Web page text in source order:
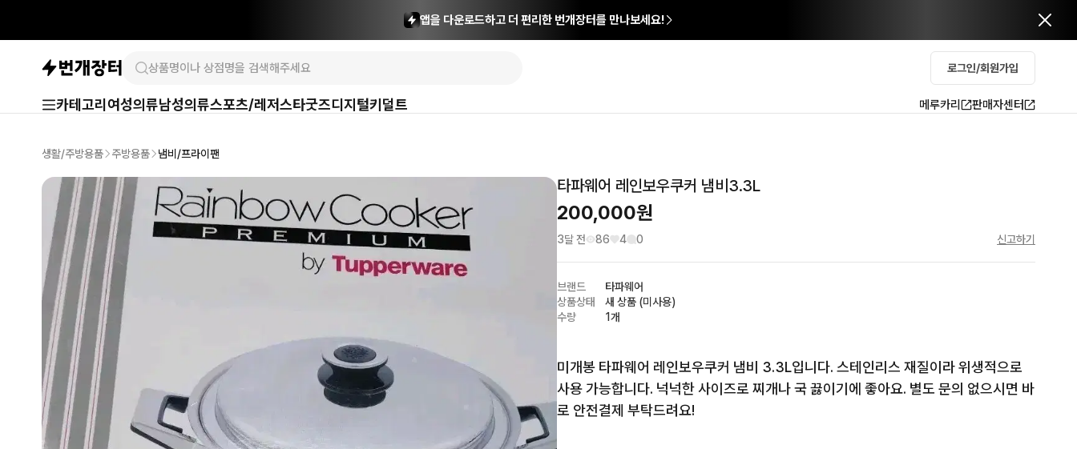
앱을 다운로드하고 더 편리한 번개장터를 만나보세요!
로그인/회원가입
카테고리 여성의류남성의류스포츠/레저스타굿즈디지털키덜트 메루카리 판매자센터
생활/주방용품 주방용품 냄비/프라이팬
타파웨어 레인보우쿠커 냄비3.3L
200,000원
3달 전 86 4 0 신고하기
브랜드
타파웨어
상품상태
새 상품 (미사용)
수량
1개
미개봉 타파웨어 레인보우쿠커 냄비 3.3L입니다. 스테인리스 재질이라 위생적으로
사용 가능합니다. 넉넉한 사이즈로 찌개나 국 끓이기에 좋아요. 별도 문의 없으시면 바
로 안전결제 부탁드려요!